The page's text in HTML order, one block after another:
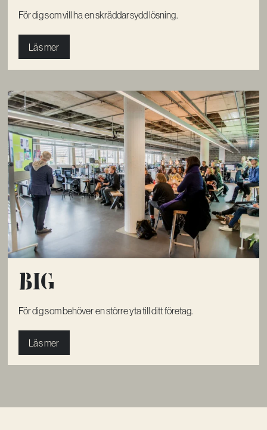
För dig som vill ha en skräddarsydd lösning.
Läs mer
Big
För dig som behöver en större yta till ditt företag.
Läs mer